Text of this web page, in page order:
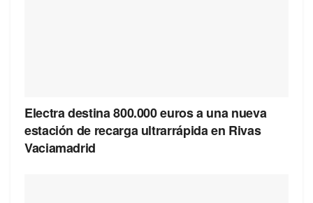
Electra destina 800.000 euros a una nueva
estación de recarga ultrarrápida en Rivas
Vaciamadrid